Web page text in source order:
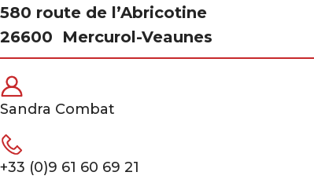
580 route de l’Abricotine
26600
Mercurol-Veaunes
Sandra Combat
+33 (0)9 61 60 69 21